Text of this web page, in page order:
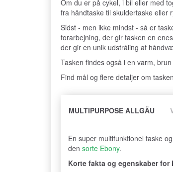
Om du er på cykel, i bil eller med
fra håndtaske til skuldertaske eller
Sidst - men ikke mindst - så er
forarbejning, der gir tasken en
der gir en unik udstråling af
Tasken findes også i en varm,
Find mål og flere detaljer om
MULTIPURPOSE ALLGÄU
En super multifunktionel taske
den sorte Ebony.
Korte fakta og egenskaber